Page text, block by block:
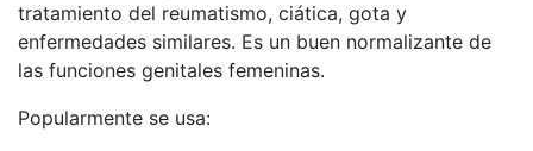
tratamiento del reumatismo, ciática, gota y
enfermedades similares. Es un buen normalizante de
las funciones genitales femeninas.
Popularmente se usa: